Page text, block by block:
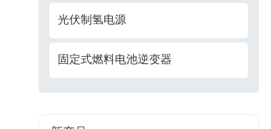
光伏制氢电源
固定式燃料电池逆变器